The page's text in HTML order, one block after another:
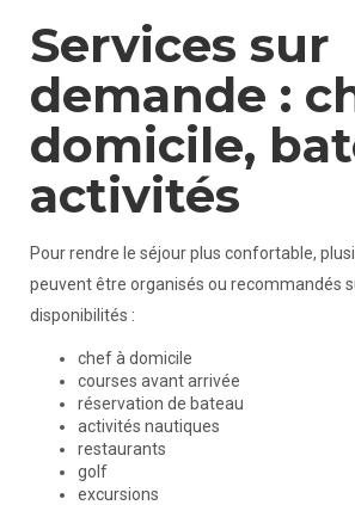
Services sur
demande :
domicile,
activités
Pour rendre le séjour plus confortable,
peuvent être organisés ou recommandés
disponibilités :
chef à domicile
courses avant arrivée
réservation de bateau
activités nautiques
restaurants
golf
excursions